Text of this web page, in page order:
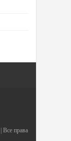
| Все права